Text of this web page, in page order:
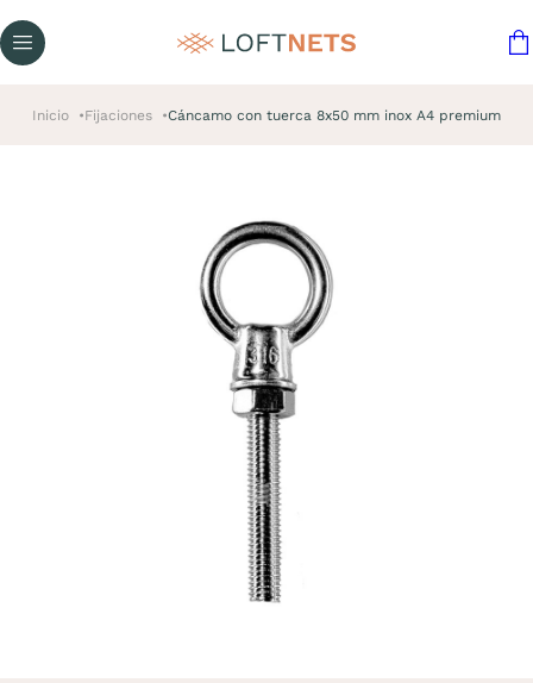
Inicio Fijaciones Cáncamo con tuerca 8x50 mm inox A4 premium